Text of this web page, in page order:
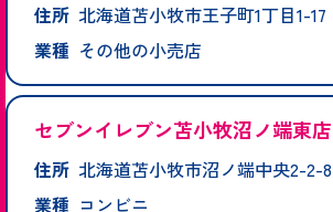
住所 北海道苫小牧市王子町1丁目1-17
業種 その他の小売店
セブンイレブン苫小牧沼ノ端東店
住所 北海道苫小牧市沼ノ端中央2-2-8
業種 コンビニ